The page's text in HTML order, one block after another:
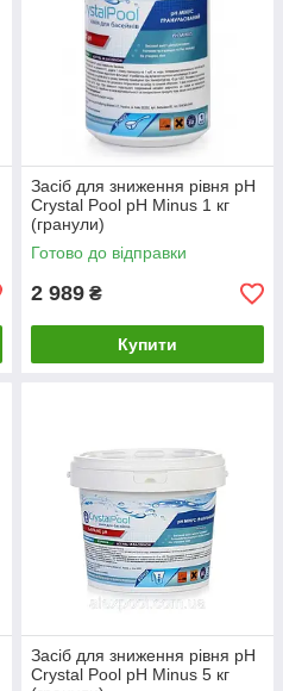
Засіб для зниження рівня pH
Crystal Pool pH Minus 1 кг
(гранули)
Готово до відправки
2 989 ₴
Купити
Засіб для зниження рівня pH
Crystal Pool pH Minus 5 кг